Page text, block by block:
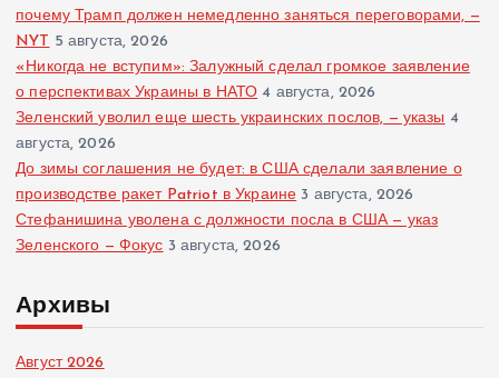
почему Трамп должен немедленно заняться переговорами, —
NYT 5 августа, 2026
«Никогда не вступим»: Залужный сделал громкое заявление
о перспективах Украины в НАТО 4 августа, 2026
Зеленский уволил еще шесть украинских послов, — указы 4
августа, 2026
До зимы соглашения не будет: в США сделали заявление о
производстве ракет Patriot в Украине 3 августа, 2026
Стефанишина уволена с должности посла в США — указ
Зеленского — Фокус 3 августа, 2026
Архивы
Август 2026